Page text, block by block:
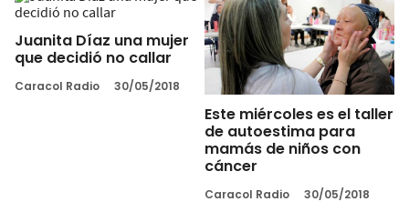
Juanita Díaz una mujer
que decidió no callar
Caracol Radio 30/05/2018
Este miércoles es el taller
de autoestima para
mamás de niños con
cáncer
Caracol Radio 30/05/2018